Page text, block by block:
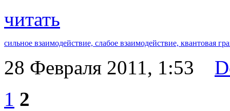
читать
cильное взаимодействие, слабое взаимодействие, квантовая
28 Февраля 2011, 1:53
1 2